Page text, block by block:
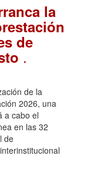
la
de
.
de la
2026, una
a cabo el
en las 32
de